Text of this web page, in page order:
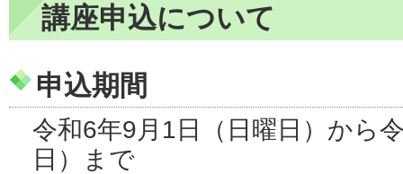
講座申込について
申込期間
令和6年9月1日（日曜日）から
日）まで